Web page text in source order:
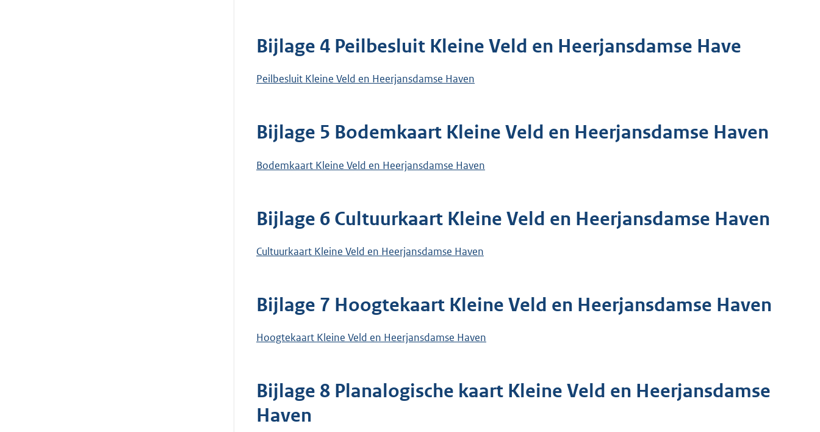
Bijlage 4 Peilbesluit Kleine Veld en Heerjansdamse Have
Peilbesluit Kleine Veld en Heerjansdamse Haven
Bijlage 5 Bodemkaart Kleine Veld en Heerjansdamse Haven
Bodemkaart Kleine Veld en Heerjansdamse Haven
Bijlage 6 Cultuurkaart Kleine Veld en Heerjansdamse Haven
Cultuurkaart Kleine Veld en Heerjansdamse Haven
Bijlage 7 Hoogtekaart Kleine Veld en Heerjansdamse Haven
Hoogtekaart Kleine Veld en Heerjansdamse Haven
Bijlage 8 Planalogische kaart Kleine Veld en Heerjansdamse
Haven